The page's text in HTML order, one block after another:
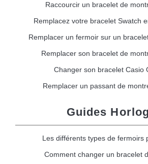
Raccourcir un bracelet de
Remplacez votre bracelet Swatch
Remplacer un fermoir sur un
Remplacer son bracelet de
Changer son bracelet Casio
Remplacer un passant de
Guides
Les différents types de fermoirs
Comment changer un bracelet